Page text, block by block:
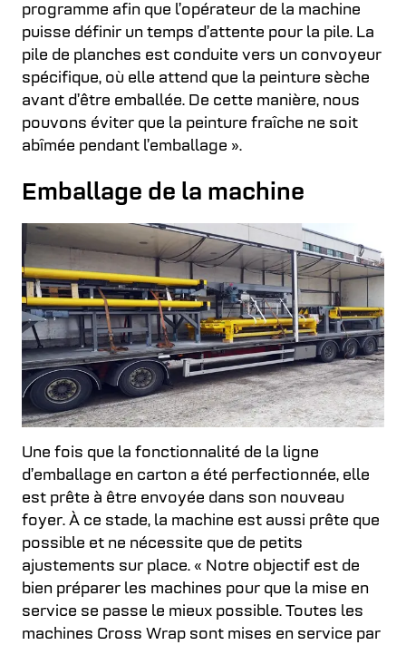
programme afin que l’opérateur de la machine
puisse définir un temps d’attente pour la pile. La
pile de planches est conduite vers un convoyeur
spécifique, où elle attend que la peinture sèche
avant d’être emballée. De cette manière, nous
pouvons éviter que la peinture fraîche ne soit
abîmée pendant l’emballage ».
Emballage de la machine
Une fois que la fonctionnalité de la ligne
d’emballage en carton a été perfectionnée, elle
est prête à être envoyée dans son nouveau
foyer. À ce stade, la machine est aussi prête que
possible et ne nécessite que de petits
ajustements sur place. « Notre objectif est de
bien préparer les machines pour que la mise en
service se passe le mieux possible. Toutes les
machines Cross Wrap sont mises en service par